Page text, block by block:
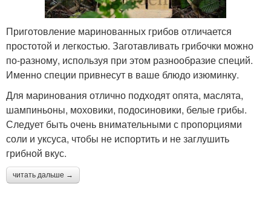
Приготовление маринованных грибов отличается
простотой и легкостью. Заготавливать грибочки можно
по-разному, используя при этом разнообразие специй.
Именно специи привнесут в ваше блюдо изюминку.
Для маринования отлично подходят опята, маслята,
шампиньоны, моховики, подосиновики, белые грибы.
Следует быть очень внимательными с пропорциями
соли и уксуса, чтобы не испортить и не заглушить
грибной вкус.
читать дальше →